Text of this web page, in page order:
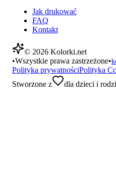
Jak drukować
FAQ
Kontakt
© 2026 Kolorki.net
•Wszystkie prawa zastrzeżone•
Polityka prywatnościPolityka
Stworzone z
dla dzieci i